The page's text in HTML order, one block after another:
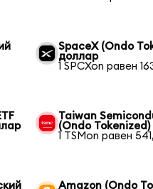
SpaceX (Ondo
доллар
1 SPCXon равен
Taiwan
(Ondo
1 TSMon равен
Amazon (Ondo